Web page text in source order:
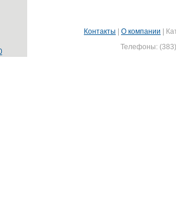
Контакты О компании
Телефоны: